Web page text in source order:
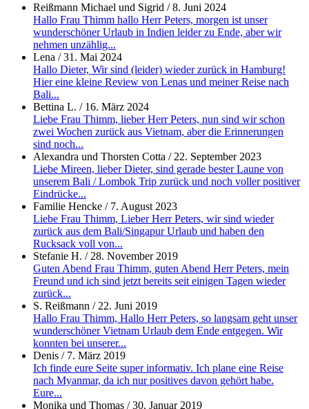
Reißmann Michael und Sigrid /8. Juni 2024
Hallo Frau Thimm hallo Herr Peters, morgen ist unser
wunderschöner Urlaub in Indien leider zu Ende, aber wir
nehmen unzählig...
Lena /31. Mai 2024
Hallo Dieter, Wir sind (leider) wieder zurück in Hamburg!
Hier eine kleine Review von Lenas und meiner Reise nach
Bali...
Bettina L. / 16. März 2024
Liebe Frau Thimm, lieber Herr Peters, nun sind wir schon
zwei Wochen zurück aus Vietnam, aber die Erinnerungen
sind noch...
Alexandra und Thorsten Cotta / 22. September 2023
Liebe Mireen, lieber Dieter, sind gerade bester Laune von
unserem Bali / Lombok Trip zurück und noch voller positiver
Eindrücke...
Familie Hencke / 7. August 2023
Liebe Frau Thimm, Lieber Herr Peters, wir sind wieder
zurück aus dem Bali/Singapur Urlaub und haben den
Rucksack voll von...
Stefanie H. / 28. November 2019
Guten Abend Frau Thimm, guten Abend Herr Peters, mein
Freund und ich sind jetzt bereits seit einigen Tagen wieder
zurück...
S. Reißmann / 22. Juni 2019
Hallo Frau Thimm, Hallo Herr Peters, so langsam geht unser
wunderschöner Vietnam Urlaub dem Ende entgegen. Wir
konnten bei unserer...
Denis / 7. März 2019
Ich finde eure Seite super informativ. Ich plane eine Reise
nach Myanmar, da ich nur positives davon gehört habe.
Eure...
Monika und Thomas /30. Januar 2019